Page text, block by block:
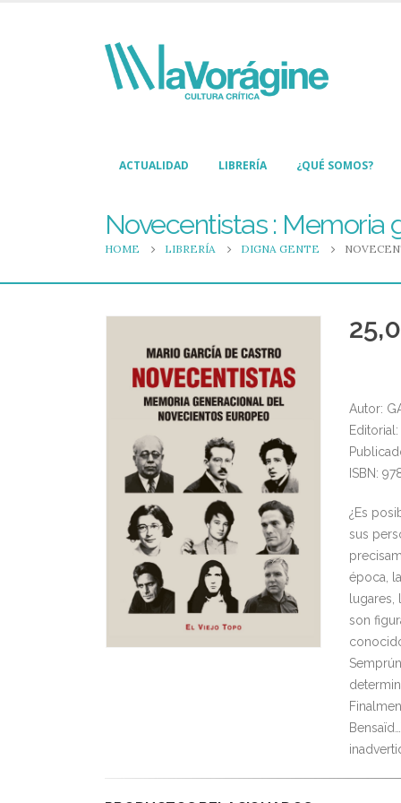
ACTUALIDAD LIBRERÍA ¿QUÉ SOMOS?
Novecentistas : Memoria
HOME LIBRERÍA DIGNA GENTE
Autor:
ISBN:
¿Es
sus
época,
lugares,
son